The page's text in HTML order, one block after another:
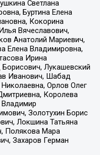
Светлана
Буртина Елена
Кокорина
Вячеславович,
Анатолий Мариевич,
Елена Владимировна,
Ирина
Лукашевский
Иванович, Шабад
Орлов Олег
Королева
Владимир
Золотухин Борис
Локшина Татьяна
Полякова Мара
Захаров Герман